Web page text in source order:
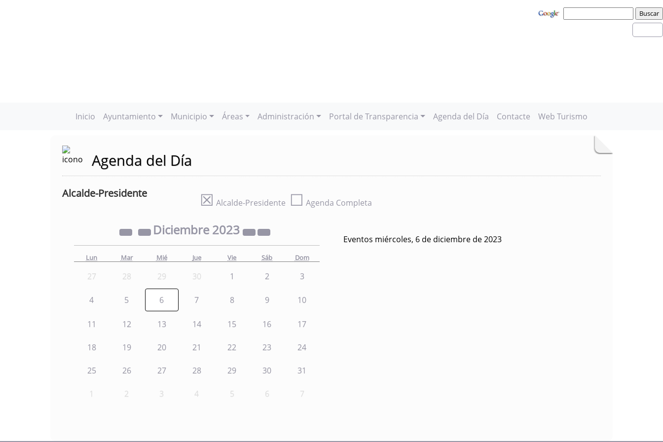
Inicio Ayuntamiento Municipio Áreas Administración Portal de Transparencia Agenda del Día Contacte Web Turismo
Agenda del Día
Alcalde-Presidente ☒ Alcalde-Presidente ☐ Agenda Completa
Diciembre 2023
Lun Mar Mié Jue Vie Sáb Dom
27 28 29 30 1 2 3
4 5 6 7 8 9 10
11 12 13 14 15 16 17
18 19 20 21 22 23 24
25 26 27 28 29 30 31
1 2 3 4 5 6 7
Eventos miércoles, 6 de diciembre de 2023